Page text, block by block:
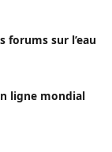
forums sur l’eau
ligne mondial